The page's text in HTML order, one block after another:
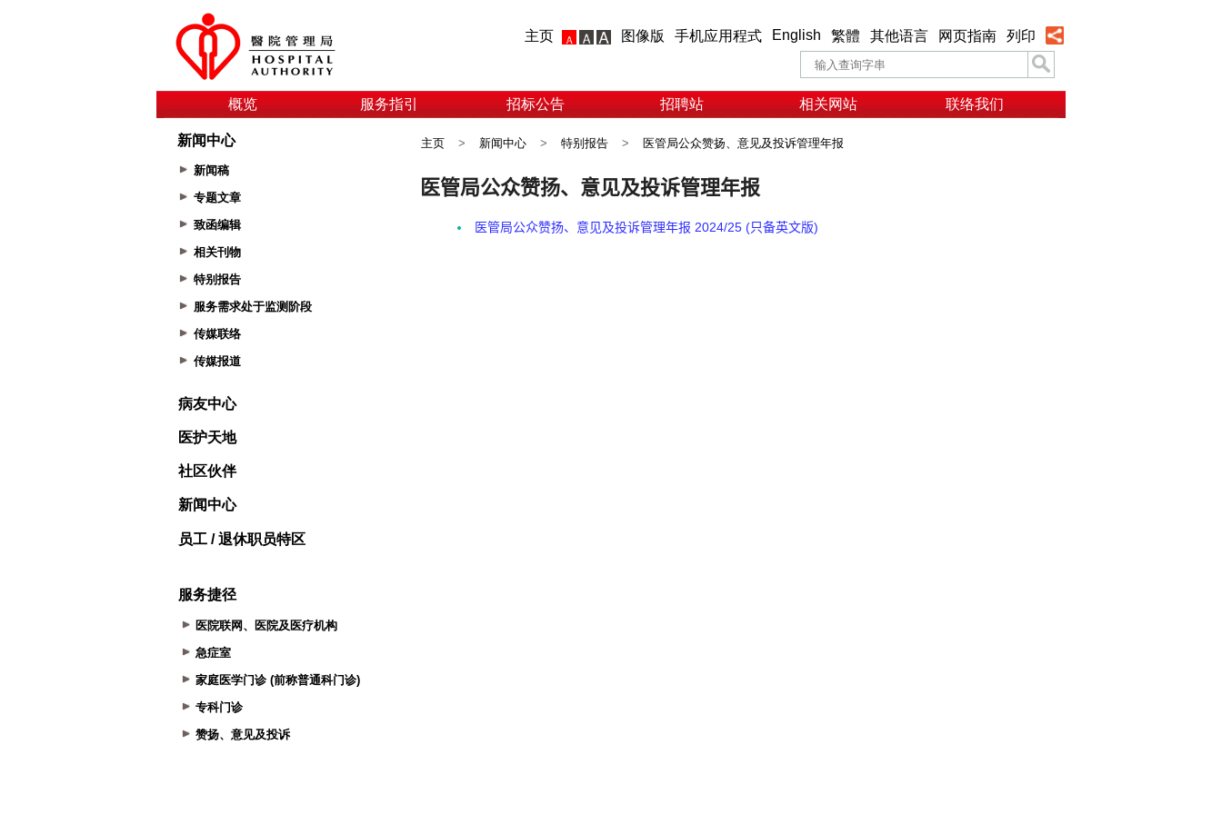
主页 图像版 手机应用程式 English 繁體 其他语言 网页指南 列印
概览 服务指引 招标公告 招聘站 相关网站 联络我们
新闻中心
新闻稿
专题文章
致函编辑
相关刊物
特别报告
服务需求处于监测阶段
传媒联络
传媒报道
病友中心
医护天地
社区伙伴
新闻中心
员工 / 退休职员特区
服务捷径
医院联网、医院及医疗机构
急症室
家庭医学门诊 (前称普通科门诊)
专科门诊
赞扬、意见及投诉
主页 > 新闻中心 > 特别报告 > 医管局公众赞扬、意见及投诉管理年报